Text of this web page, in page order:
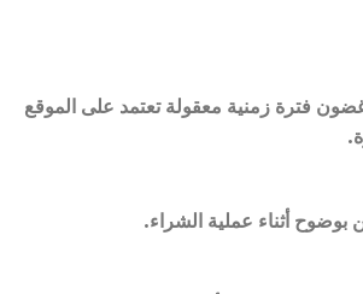
فترة زمنية معقولة تعتمد على الموقع
بوضوح أثناء عملية الشراء.